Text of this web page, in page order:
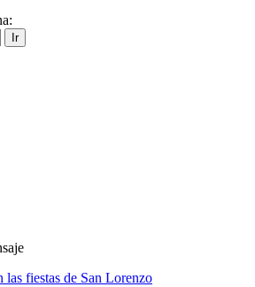
las fiestas de San Lorenzo